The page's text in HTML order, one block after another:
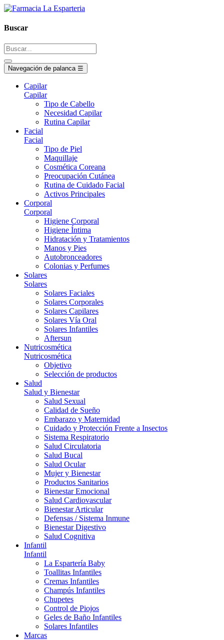
Buscar
Navegación de palanca ☰
Capilar
Capilar
Tipo de Cabello
Necesidad Capilar
Rutina Capilar
Facial
Facial
Tipo de Piel
Maquillaje
Cosmética Coreana
Preocupación Cutánea
Rutina de Cuidado Facial
Activos Principales
Corporal
Corporal
Higiene Corporal
Higiene Íntima
Hidratación y Tratamientos
Manos y Pies
Autobronceadores
Colonias y Perfumes
Solares
Solares
Solares Faciales
Solares Corporales
Solares Capilares
Solares Vía Oral
Solares Infantiles
Aftersun
Nutricosmética
Nutricosmética
Objetivo
Selección de productos
Salud
Salud y Bienestar
Salud Sexual
Calidad de Sueño
Embarazo y Maternidad
Cuidado y Protección Frente a Insectos
Sistema Respiratorio
Salud Circulatoria
Salud Bucal
Salud Ocular
Mujer y Bienestar
Productos Sanitarios
Bienestar Emocional
Salud Cardiovascular
Bienestar Articular
Defensas / Sistema Inmune
Bienestar Digestivo
Salud Cognitiva
Infantil
Infantil
La Espartería Baby
Toallitas Infantiles
Cremas Infantiles
Champús Infantiles
Chupetes
Control de Piojos
Geles de Baño Infantiles
Solares Infantiles
Marcas